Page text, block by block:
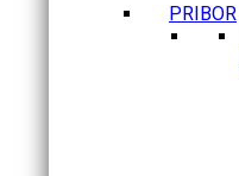
PRIBOR